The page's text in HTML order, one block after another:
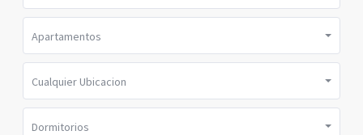
Apartamentos
Cualquier Ubicacion
Dormitorios